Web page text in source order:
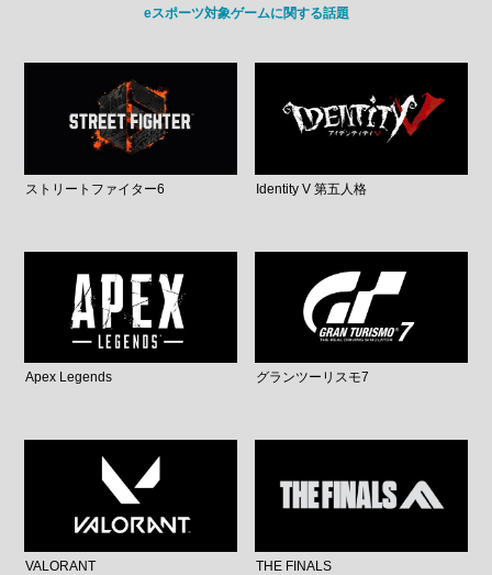
eスポーツ対象ゲームに関する話題
ストリートファイター6 Identity V 第五人格
Apex Legends グランツーリスモ7
VALORANT THE FINALS